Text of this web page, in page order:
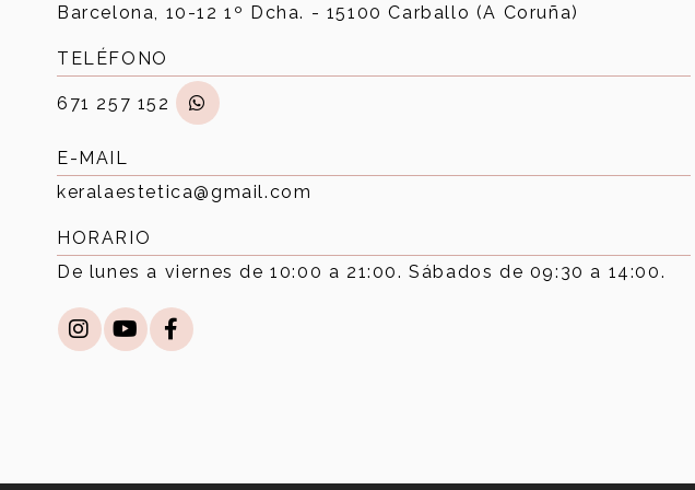
Barcelona, 10-12 1º Dcha. - 15100 Carballo (A Coruña)
TELÉFONO
671 257 152
E-MAIL
keralaestetica@gmail.com
HORARIO
De lunes a viernes de 10:00 a 21:00. Sábados de 09:30 a 14:00.